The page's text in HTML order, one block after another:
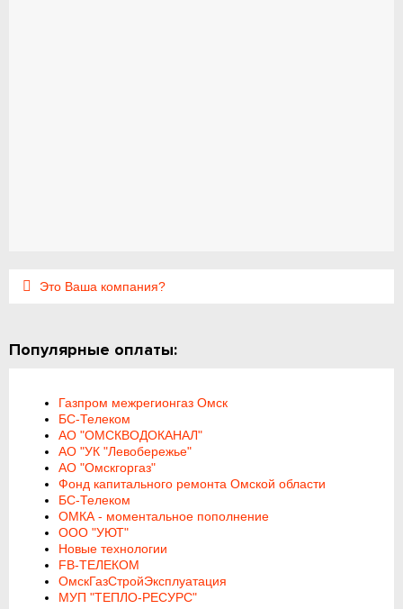
Это Ваша компания?
Популярные оплаты:
Газпром межрегионгаз Омск
БС-Телеком
АО "ОМСКВОДОКАНАЛ"
АО "УК "Левобережье"
АО "Омскгоргаз"
Фонд капитального ремонта Омской области
БС-Телеком
ОМКА - моментальное пополнение
ООО "УЮТ"
Новые технологии
FB-ТЕЛЕКОМ
ОмскГазСтройЭксплуатация
МУП "ТЕПЛО-РЕСУРС"